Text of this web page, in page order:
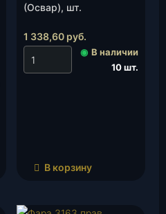
(Освар), шт.
1 338,60 руб.
◉ В наличии
10 шт.
В корзину